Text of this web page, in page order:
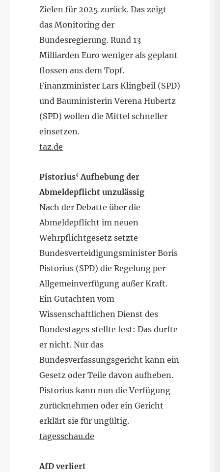
Zielen für 2025 zurück. Das zeigt
das Monitoring der
Bundesregierung. Rund 13
Milliarden Euro weniger als geplant
flossen aus dem Topf.
Finanzminister Lars Klingbeil (SPD)
und Bauministerin Verena Hubertz
(SPD) wollen die Mittel schneller
einsetzen.
taz.de
Pistorius‘ Aufhebung der
Abmeldepflicht unzulässig
Nach der Debatte über die
Abmeldepflicht im neuen
Wehrpflichtgesetz setzte
Bundesverteidigungsminister Boris
Pistorius (SPD) die Regelung per
Allgemeinverfügung außer Kraft.
Ein Gutachten vom
Wissenschaftlichen Dienst des
Bundestages stellte fest: Das durfte
er nicht. Nur das
Bundesverfassungsgericht kann ein
Gesetz oder Teile davon aufheben.
Pistorius kann nun die Verfügung
zurücknehmen oder ein Gericht
erklärt sie für ungültig.
tagesschau.de
AfD verliert